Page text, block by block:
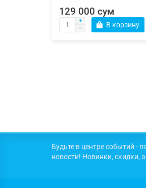
129 000 сум
В корзину
Будьте в центре событий -
новости! Новинки, скидки,